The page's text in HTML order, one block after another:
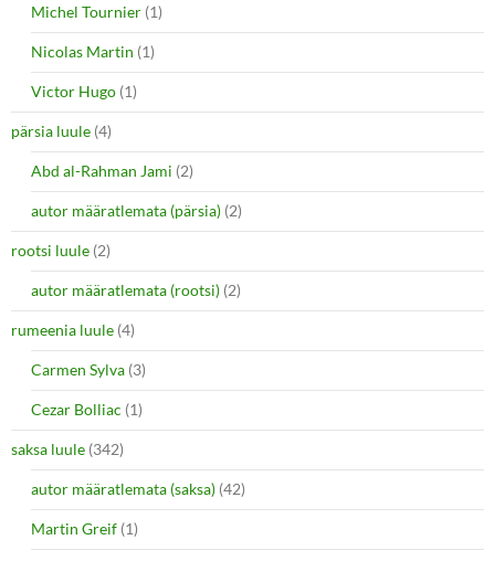
Michel Tournier (1)
Nicolas Martin (1)
Victor Hugo (1)
pärsia luule (4)
Abd al-Rahman Jami (2)
autor määratlemata (pärsia) (2)
rootsi luule (2)
autor määratlemata (rootsi) (2)
rumeenia luule (4)
Carmen Sylva (3)
Cezar Bolliac (1)
saksa luule (342)
autor määratlemata (saksa) (42)
Martin Greif (1)